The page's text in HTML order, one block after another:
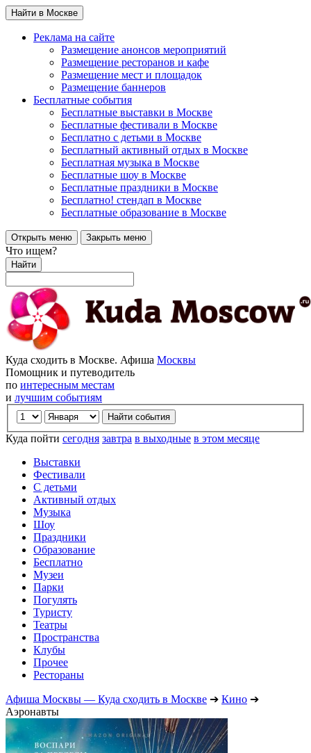
Найти в Москве
Реклама на сайте
Размещение анонсов мероприятий
Размещение ресторанов и кафе
Размещение мест и площадок
Размещение баннеров
Бесплатные события
Бесплатные выставки в Москве
Бесплатные фестивали в Москве
Бесплатно с детьми в Москве
Бесплатный активный отдых в Москве
Бесплатная музыка в Москве
Бесплатные шоу в Москве
Бесплатные праздники в Москве
Бесплатно! стендап в Москве
Бесплатные образование в Москве
Открыть меню Закрыть меню
Что ищем?
Найти
Куда сходить в Москве. Афиша Москвы
Помощник и путеводитель
по интересным местам
и лучшим событиям
Куда пойти сегодня завтра в выходные в этом месяце
Выставки
Фестивали
С детьми
Активный отдых
Музыка
Шоу
Праздники
Образование
Бесплатно
Музеи
Парки
Погулять
Туристу
Театры
Пространства
Клубы
Прочее
Рестораны
Афиша Москвы — Куда сходить в Москве ➔ Кино ➔
Аэронавты